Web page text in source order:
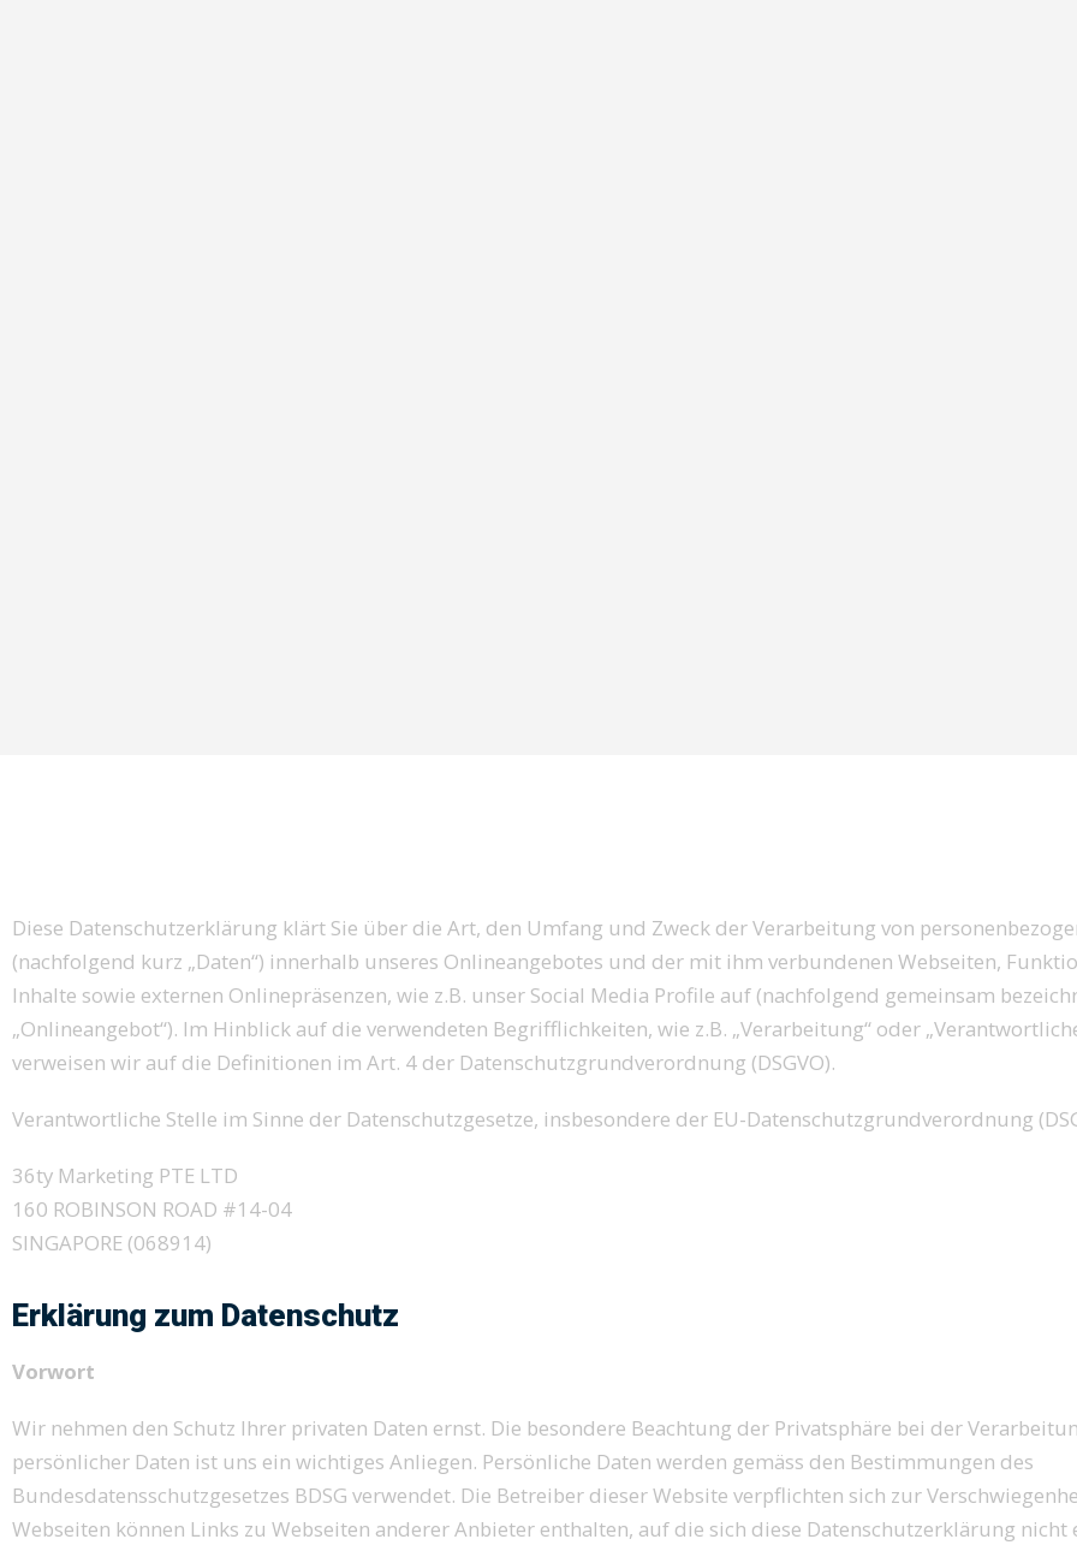
Diese Datenschutzerklärung klärt Sie über die Art, den Umfang und Zweck der Verarbeitung von
(nachfolgend kurz „Daten“) innerhalb unseres Onlineangebotes und der mit ihm verbundenen Webseiten,
Inhalte sowie externen Onlinepräsenzen, wie z.B. unser Social Media Profile auf (nachfolgend gemeinsam
„Onlineangebot“). Im Hinblick auf die verwendeten Begrifflichkeiten, wie z.B. „Verarbeitung“ oder
verweisen wir auf die Definitionen im Art. 4 der Datenschutzgrundverordnung (DSGVO).
Verantwortliche Stelle im Sinne der Datenschutzgesetze, insbesondere der EU-Datenschutzgrundverordnung
36ty Marketing PTE LTD
160 ROBINSON ROAD #14-04
SINGAPORE (068914)
Erklärung zum Datenschutz
Vorwort
Wir nehmen den Schutz Ihrer privaten Daten ernst. Die besondere Beachtung der Privatsphäre bei der
persönlicher Daten ist uns ein wichtiges Anliegen. Persönliche Daten werden gemäss den Bestimmungen des
Bundesdatensschutzgesetzes BDSG verwendet. Die Betreiber dieser Website verpflichten sich zur
Webseiten können Links zu Webseiten anderer Anbieter enthalten, auf die sich diese Datenschutzerklärung nicht